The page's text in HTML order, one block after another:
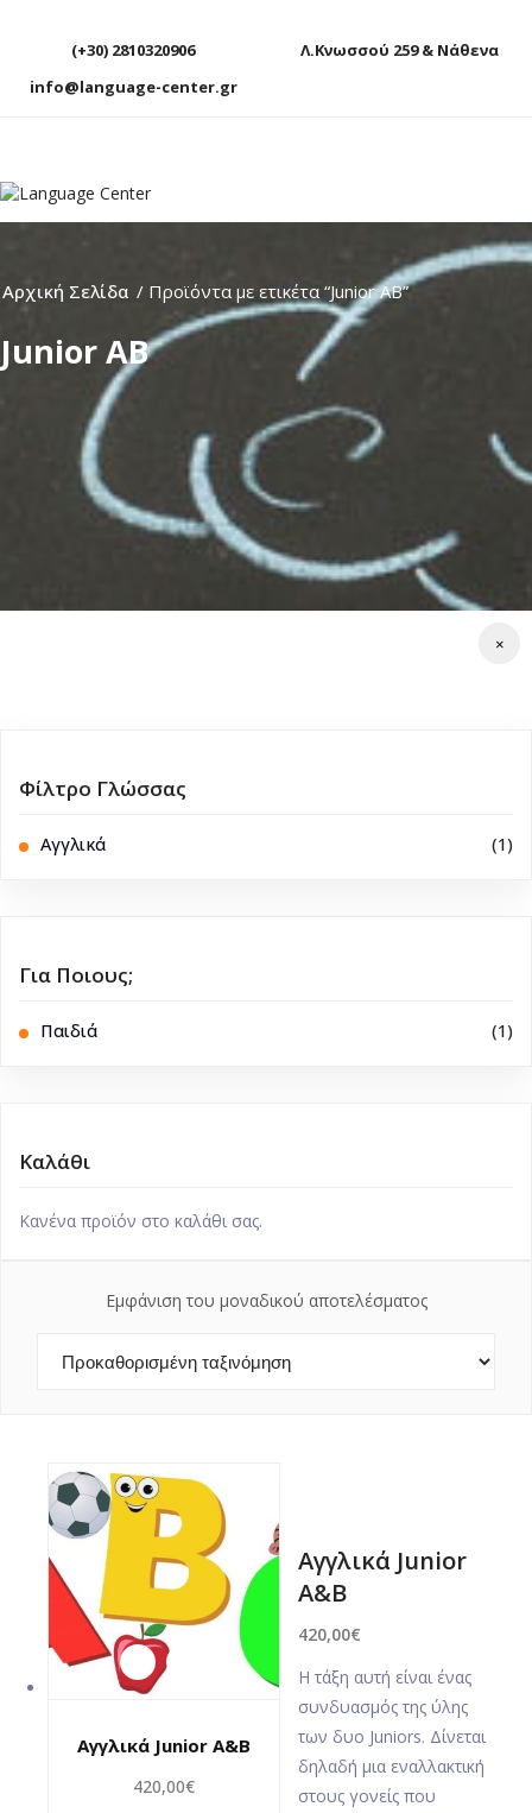
(+30) 2810320906
Λ.Κνωσσού 259 & Νάθενα
info@language-center.gr
Αρχική Σελίδα / Προϊόντα με ετικέτα “Junior AΒ”
Junior AΒ
Φίλτρο Γλώσσας
Αγγλικά (1)
Για Ποιους;
Παιδιά (1)
Καλάθι
Κανένα προϊόν στο καλάθι σας.
Εμφάνιση του μοναδικού αποτελέσματος
Αγγλικά Junior A&B
420,00€
×
Αγγλικά Junior
A&B
420,00€
Η τάξη αυτή είναι ένας
συνδυασμός της ύλης
των δυο Juniors. Δίνεται
δηλαδή μια εναλλακτική
στους γονείς που